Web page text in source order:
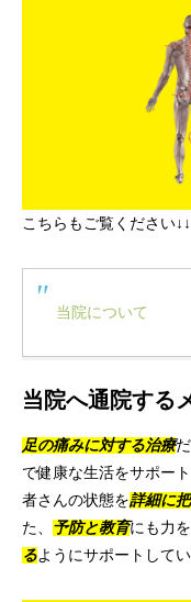
こちらもご覧ください↓↓
当院について
当院へ通院する
足の痛みに対する治療
で健康な生活をサポート
者さんの状態を詳細に
た、 予防と教育にも力を
るようにサポートしてい